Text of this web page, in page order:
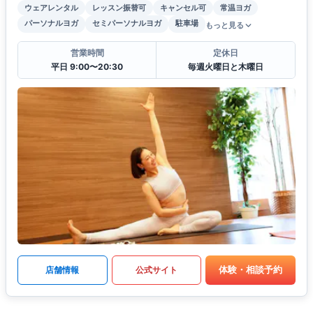
ウェアレンタル レッスン振替可 キャンセル可
常温ヨガ
パーソナルヨガ
セミパーソナルヨガ 駐車場 もっと見る
営業時間
平日 9:00〜20:30
定休日
毎週火曜日と木曜日
店舗情報 公式サイト 体験・相談予約